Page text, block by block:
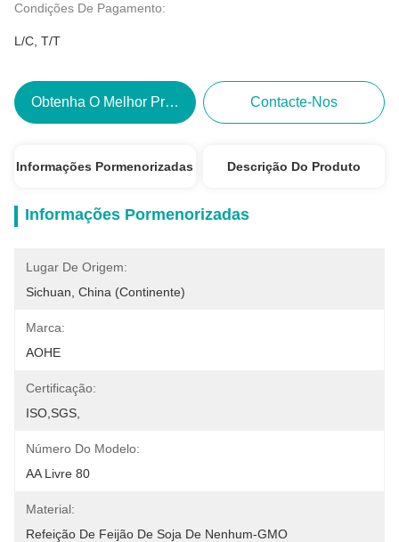
Condições De Pagamento:
L/C, T/T
Obtenha O Melhor Preço Contacte-Nos
Informações Pormenorizadas Descrição Do Produto
Informações Pormenorizadas
Lugar De Origem:
Sichuan, China (continente)
Marca:
AOHE
Certificação:
ISO,SGS,
Número Do Modelo:
AA Livre 80
Material:
Refeição De Feijão De Soja De Nenhum-GMO